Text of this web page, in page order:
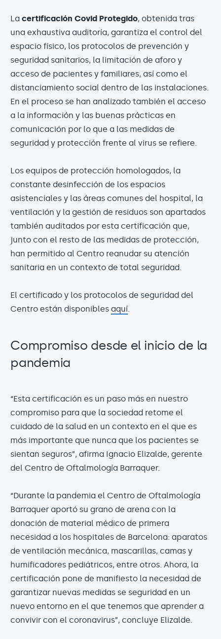
La certificación Covid Protegido, obtenida tras
una exhaustiva auditoría, garantiza el control del
espacio físico, los protocolos de prevención y
seguridad sanitarios, la limitación de aforo y
acceso de pacientes y familiares, así como el
distanciamiento social dentro de las instalaciones.
En el proceso se han analizado también el acceso
a la información y las buenas prácticas en
comunicación por lo que a las medidas de
seguridad y protección frente al virus se refiere.
Los equipos de protección homologados, la
constante desinfección de los espacios
asistenciales y las áreas comunes del hospital, la
ventilación y la gestión de residuos son apartados
también auditados por esta certificación que,
junto con el resto de las medidas de protección,
han permitido al Centro reanudar su atención
sanitaria en un contexto de total seguridad.
El certificado y los protocolos de seguridad del
Centro están disponibles aquí.
Compromiso desde el inicio de la
pandemia
“Esta certificación es un paso más en nuestro
compromiso para que la sociedad retome el
cuidado de la salud en un contexto en el que es
más importante que nunca que los pacientes se
sientan seguros”, afirma Ignacio Elizalde, gerente
del Centro de Oftalmología Barraquer.
“Durante la pandemia el Centro de Oftalmología
Barraquer aportó su grano de arena con la
donación de material médico de primera
necesidad a los hospitales de Barcelona: aparatos
de ventilación mecánica, mascarillas, camas y
humificadores pediátricos, entre otros. Ahora, la
certificación pone de manifiesto la necesidad de
garantizar nuevas medidas se seguridad en un
nuevo entorno en el que tenemos que aprender a
convivir con el coronavirus”, concluye Elizalde.